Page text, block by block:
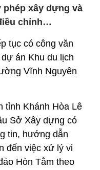
xây dựng và
chỉnh…
tục có công văn
án Khu du lịch
Vĩnh Nguyên
tỉnh Khánh Hòa Lê
Sở Xây dựng có
tin, hướng dẫn
đến việc xử lý vi
Hòn Tằm theo